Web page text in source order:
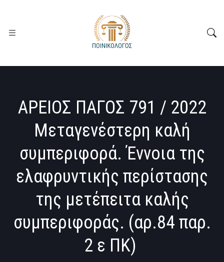
ΑΡΕΙΟΣ ΠΑΓΟΣ 791 / 2022
Μεταγενέστερη καλή
συμπεριφορά. Έννοια της
ελαφρυντικής περίστασης
της μετέπειτα καλής
συμπεριφοράς. (αρ.84 παρ.
2 ε ΠΚ)